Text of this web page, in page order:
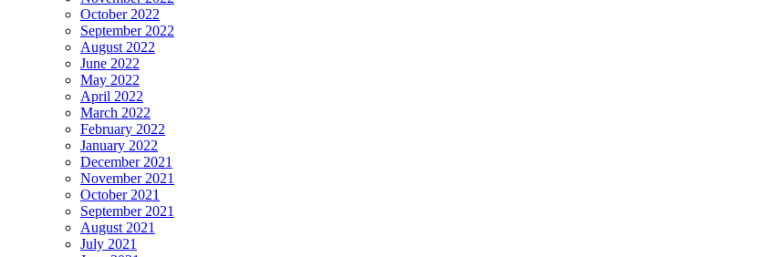
October 2022
September 2022
August 2022
June 2022
May 2022
April 2022
March 2022
February 2022
January 2022
December 2021
November 2021
October 2021
September 2021
August 2021
July 2021